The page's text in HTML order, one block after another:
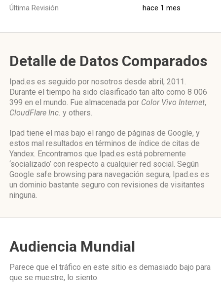
Última Revisión hace 1 mes
Detalle de Datos Comparados
Ipad.es es seguido por nosotros desde abril, 2011.
Durante el tiempo ha sido clasificado tan alto como 8 006
399 en el mundo. Fue almacenada por Color Vivo Internet,
CloudFlare Inc. y others.
Ipad tiene el mas bajo el rango de páginas de Google, y
estos mal resultados en términos de índice de citas de
Yandex. Encontramos que Ipad.es está pobremente
‘socializado’ con respecto a cualquier red social. Según
Google safe browsing para navegación segura, Ipad.es es
un dominio bastante seguro con revisiones de visitantes
ninguna.
Audiencia Mundial
Parece que el tráfico en este sitio es demasiado bajo para
que se muestre, lo siento.